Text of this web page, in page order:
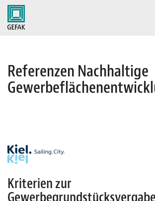
Referenzen Nachhaltige
Kriterien zur